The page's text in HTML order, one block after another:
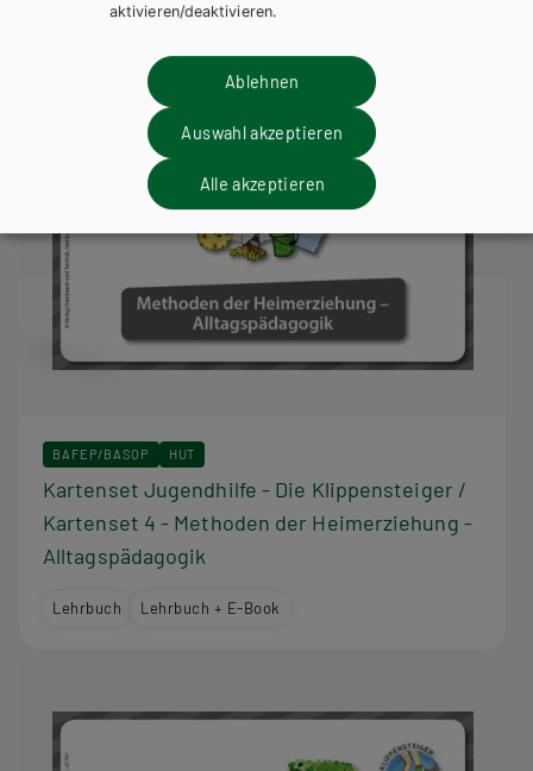
BAFEP/BASOP HUT
Kartenset Jugendhilfe - Die Klippensteiger /
Kartenset 4 - Methoden der Heimerziehung -
Alltagspädagogik
Lehrbuch Lehrbuch + E-Book
aktivieren/deaktivieren.
Ablehnen
Auswahl akzeptieren
Alle akzeptieren